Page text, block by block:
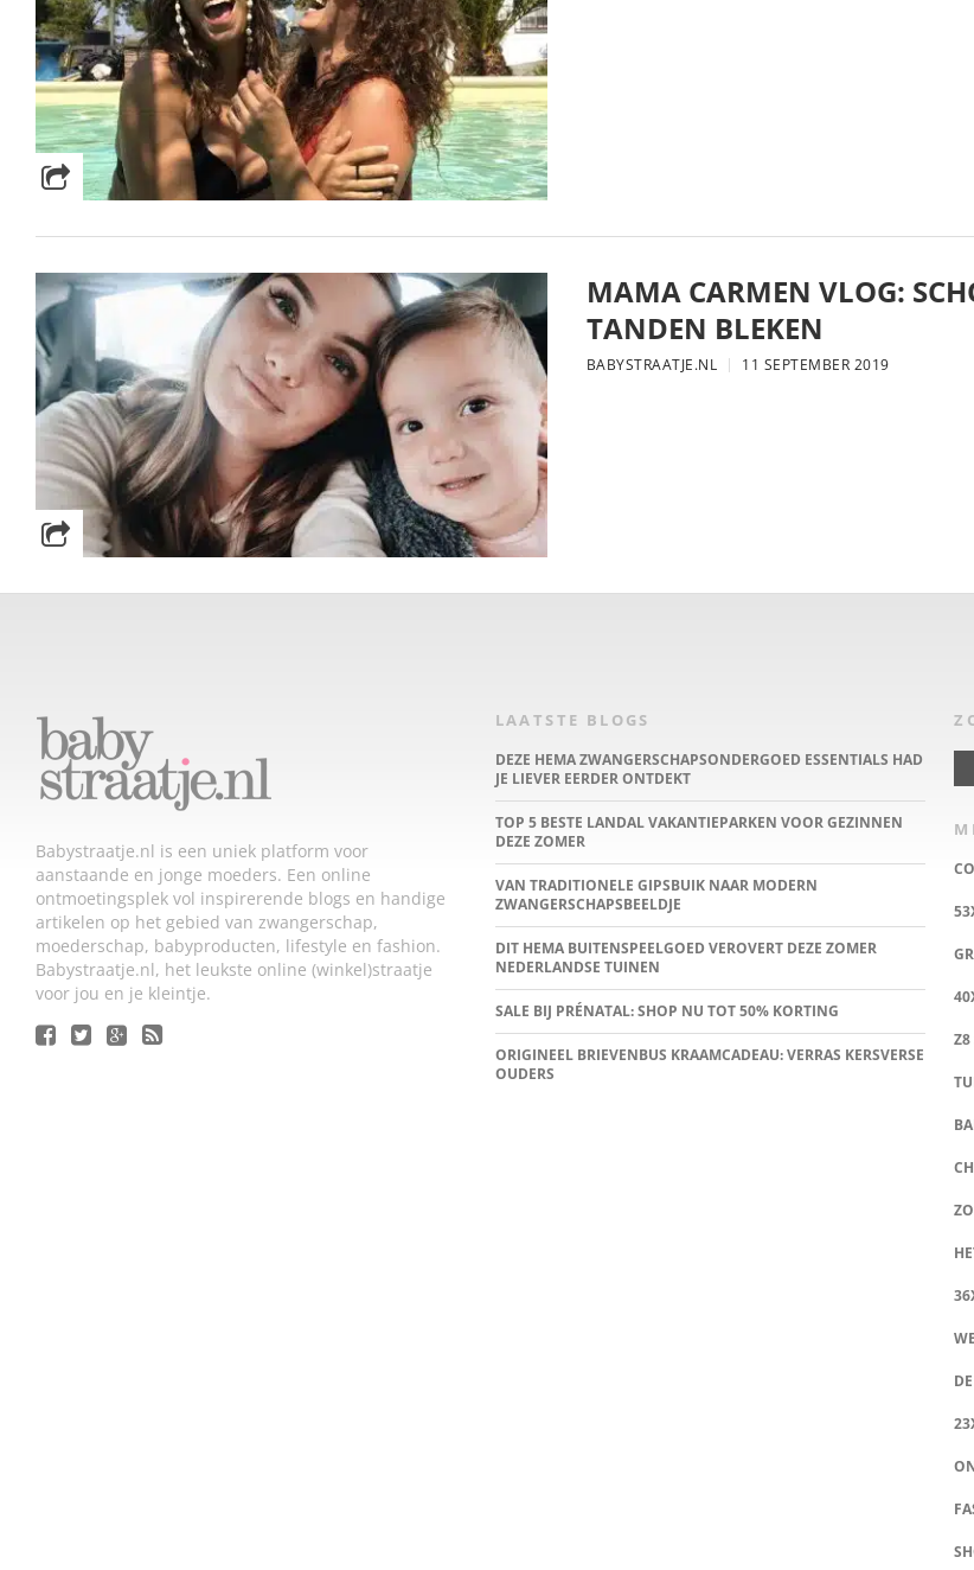
MAMA CARMEN VLOG:
TANDEN BLEKEN
BABYSTRAATJE.NL 11 SEPTEMBER 2019
Babystraatje.nl is een uniek platform voor
aanstaande en jonge moeders. Een online
ontmoetingsplek vol inspirerende blogs en handige
artikelen op het gebied van zwangerschap,
moederschap, babyproducten, lifestyle en fashion.
Babystraatje.nl, het leukste online (winkel)straatje
voor jou en je kleintje.
LAATSTE BLOGS
DEZE HEMA ZWANGERSCHAPSONDERGOED ESSENTIALS HAD
JE LIEVER EERDER ONTDEKT
TOP 5 BESTE LANDAL VAKANTIEPARKEN VOOR GEZINNEN
DEZE ZOMER
VAN TRADITIONELE GIPSBUIK NAAR MODERN
ZWANGERSCHAPSBEELDJE
DIT HEMA BUITENSPEELGOED VEROVERT DEZE ZOMER
NEDERLANDSE TUINEN
SALE BIJ PRÉNATAL: SHOP NU TOT 50% KORTING
ORIGINEEL BRIEVENBUS KRAAMCADEAU: VERRAS KERSVERSE
OUDERS
Z8